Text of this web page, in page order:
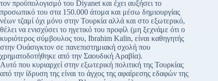
τον προϋπολογισμό του Diyanet και έχει αυξήσει το
προσωπικό του στα 150.000 άτομα και μέσω δημιουργίας
νέων τζαμί όχι μόνο στην Τουρκία αλλά και στο εξωτερικό,
θέλει να ενισχύσει το ηγετικό του προφίλ (μη ξεχνάμε ότι ο
κυριότερος σύμβουλος του, Ibrahim Kalin, είναι καθηγητής
στην Ουάσιγκτον σε πανεπιστημιακή σχολή που
χρηματοδοτήθηκε από την Σαουδική Αραβία).
Αυτό που κυριαρχεί στην εξωτερική πολιτική της Τουρκίας
από την ίδρυση της είναι το άγχος της αφαίρεσης εδαφών της